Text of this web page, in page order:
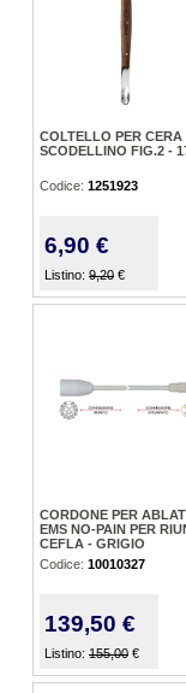
COLTELLO PER CERA
SCODELLINO FIG.2 -
Codice: 1251923
6,90 €
Listino: 9,20 €
CORDONE PER
EMS NO-PAIN PER
CEFLA - GRIGIO
Codice: 10010327
139,50 €
Listino: 155,00 €